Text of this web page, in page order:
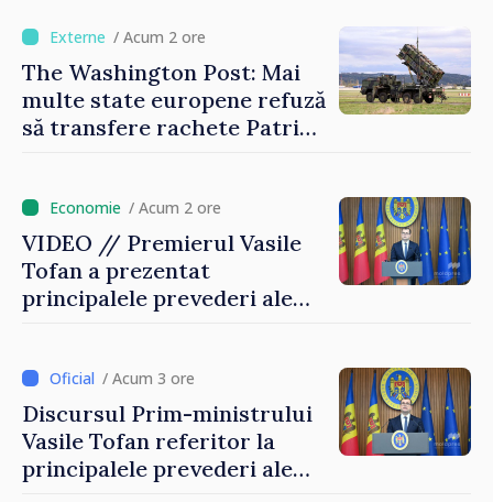
/ Acum 2 ore
The Washington Post: Mai
multe state europene refuză
să transfere rachete Patriot
/ Acum 2 ore
VIDEO // Premierul Vasile
Tofan a prezentat
principalele prevederi ale
/ Acum 3 ore
Discursul Prim-ministrului
Vasile Tofan referitor la
principalele prevederi ale